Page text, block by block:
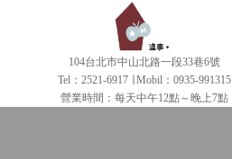
104台北市中山北路一段33巷6號
Tel：2521-6917 ∣ Mobil：0935-991315
營業時間：每天中午12點～晚上7點